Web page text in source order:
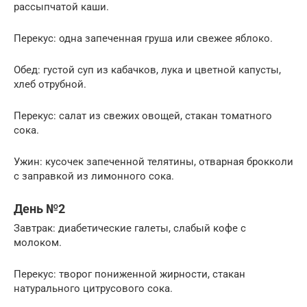
рассыпчатой каши.
Перекус: одна запеченная груша или свежее яблоко.
Обед: густой суп из кабачков, лука и цветной капусты,
хлеб отрубной.
Перекус: салат из свежих овощей, стакан томатного
сока.
Ужин: кусочек запеченной телятины, отварная брокколи
с заправкой из лимонного сока.
День №2
Завтрак: диабетические галеты, слабый кофе с
молоком.
Перекус: творог пониженной жирности, стакан
натурального цитрусового сока.